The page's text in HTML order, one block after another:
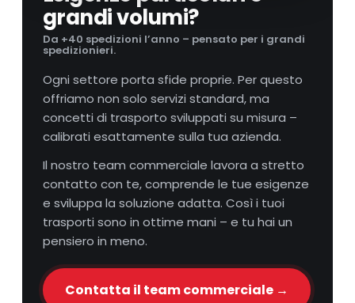
grandi volumi?
Da +40 spedizioni l’anno – pensato per i grandi
spedizionieri.
Ogni settore porta sfide proprie. Per questo
offriamo non solo servizi standard, ma
concetti di trasporto sviluppati su misura –
calibrati esattamente sulla tua azienda.
Il nostro team commerciale lavora a stretto
contatto con te, comprende le tue esigenze
e sviluppa la soluzione adatta. Così i tuoi
trasporti sono in ottime mani – e tu hai un
pensiero in meno.
Contatta il team commerciale →